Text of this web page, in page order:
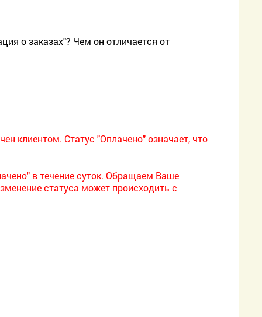
о заказах"? Чем он отличается от
клиентом. Статус "Оплачено" означает, что
в течение суток. Обращаем Ваше
статуса может происходить с